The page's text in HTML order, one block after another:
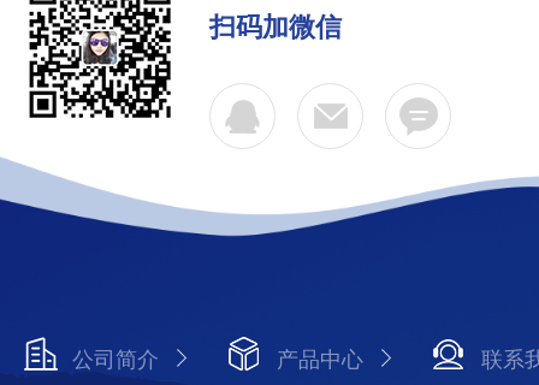
扫码加微信
公司简介 产品中心 联系